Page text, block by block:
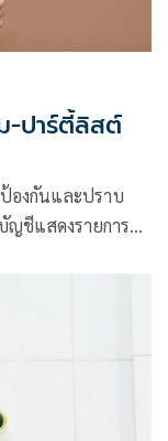
-ปาร์ตี้ลิสต์
องกันและปราบ
ชีแสดงรายการ